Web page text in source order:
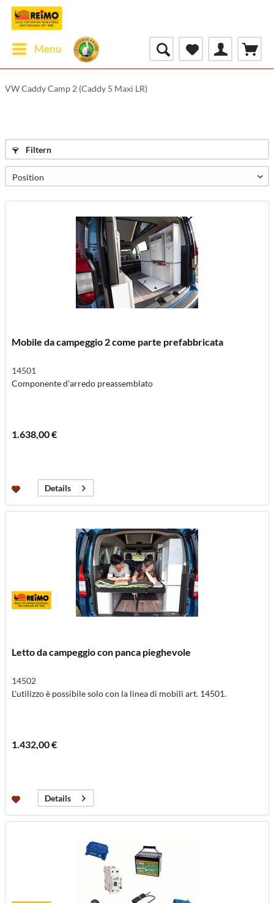
Menu
VW Caddy Camp 2 (Caddy 5 Maxi LR)
Filtern
Mobile da campeggio 2 come parte prefabbricata
14501
Componente d'arredo preassemblato
1.638,00 €
Details
Letto da campeggio con panca pieghevole
14502
L'utilizzo è possibile solo con la linea di mobili art. 14501.
1.432,00 €
Details